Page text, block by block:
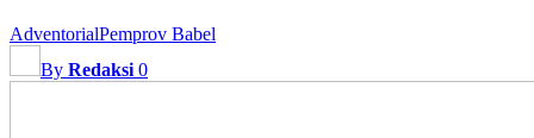
AdventorialPemprov Babel
By Redaksi 0